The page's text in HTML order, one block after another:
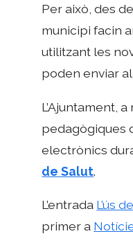
Per això, des
municipi facin
utilitzant les
poden enviar
L’Ajuntament,
pedagògiques
electrònics
de Salut.
L’entrada L’ús
primer a